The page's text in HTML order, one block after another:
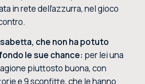
in rete dell’azzurra, nel gioco
che non ha potuto
le sue chance: per lei una
piuttosto buona, con
e 9 sconfitte, che le hanno